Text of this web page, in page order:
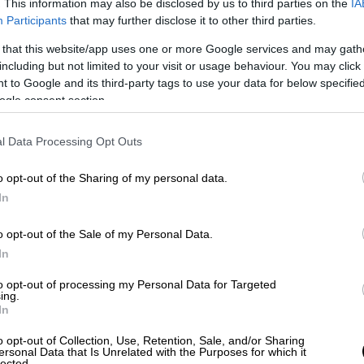
This information may also be disclosed by us to third parties on the
Participants that may further disclose it to other third parties.
that this website/app uses one or more Google services and may
but not limited to your visit or usage behaviour. You may
to Google and its third-party tags to use your data for below
consent section.
Data Processing Opt Outs
opt-out of the Sharing of my personal data.
opt-out of the Sale of my Personal Data.
opt-out of processing my Personal Data for Targeted
opt-out of Collection, Use, Retention, Sale, and/or Sharing
Data that Is Unrelated with the Purposes for which it
ξεπερνάει τους πέντε κόμβους, εκτός
Ναυτικού
κινούνται με
. Το αποτέλεσμα είναι τα τελευταία
σκάφη που βρίσκονταν στη μαρίνα της
ζημιές χιλιάδων ευρώ σε άλλα σκάφη και
επικίνδυνοι σχηματισμοί νερών που
μεγάλου εκτοπίσματος και βυθίσματος
και αλιείς και ανά πάσα στιγμή
δεν έχει σημειωθεί μέχρι στιγμής
ανθρώπινης ζωής. Ιδίως το
και τιμούμε διαχρονικά, θα πρέπει να
πειθαρχίας και ασφαλούς
τους πολίτες αλλά και τους
πρόεδρος της ΠΕΠΙΕΘ.
από πέρυσι το πρόβλημα και ο